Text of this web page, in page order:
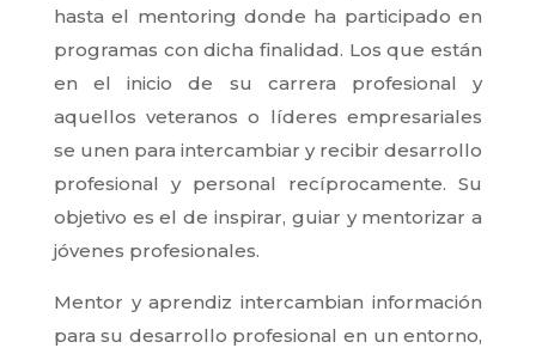
hasta el mentoring donde ha participado en
programas con dicha finalidad. Los que están
en el inicio de su carrera profesional y
aquellos veteranos o líderes empresariales
se unen para intercambiar y recibir desarrollo
profesional y personal recíprocamente. Su
objetivo es el de inspirar, guiar y mentorizar a
jóvenes profesionales.
Mentor y aprendiz intercambian información
para su desarrollo profesional en un entorno,